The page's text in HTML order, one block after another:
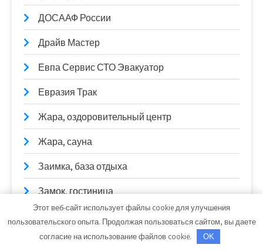
ДОСААФ России
Драйв Мастер
Евпа Сервис СТО Эвакуатор
Евразия Трак
Жара, оздоровительный центр
Жара, сауна
Заимка, база отдыха
Замок, гостиница
Заря, дворец спорта
Застава, сауна
Этот веб-сайт использует файлы cookie для улучшения
пользовательского опыта. Продолжая пользоваться сайтом, вы даете
согласие на использование файлов cookie.
OK